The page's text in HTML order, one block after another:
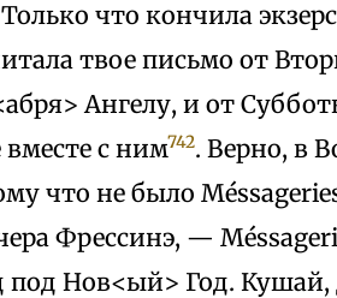
Только что кончила
твое письмо от
Ангелу, и от
с ним742. Верно, в
что не было
Фрессинэ, —
Нов<ый> Год. Кушай,